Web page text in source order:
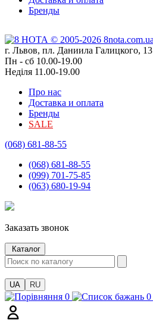
Бренды
г. Львов, пл. Даниила Галицкого, 13
Пн - сб 10.00-19.00
Неділя 11.00-19.00
Про нас
Доставка и оплата
Бренды
SALE
(068) 681-88-55
(068) 681-88-55
(099) 701-75-85
(063) 680-19-94
Заказать звонок
Каталог
UA RU
0 0